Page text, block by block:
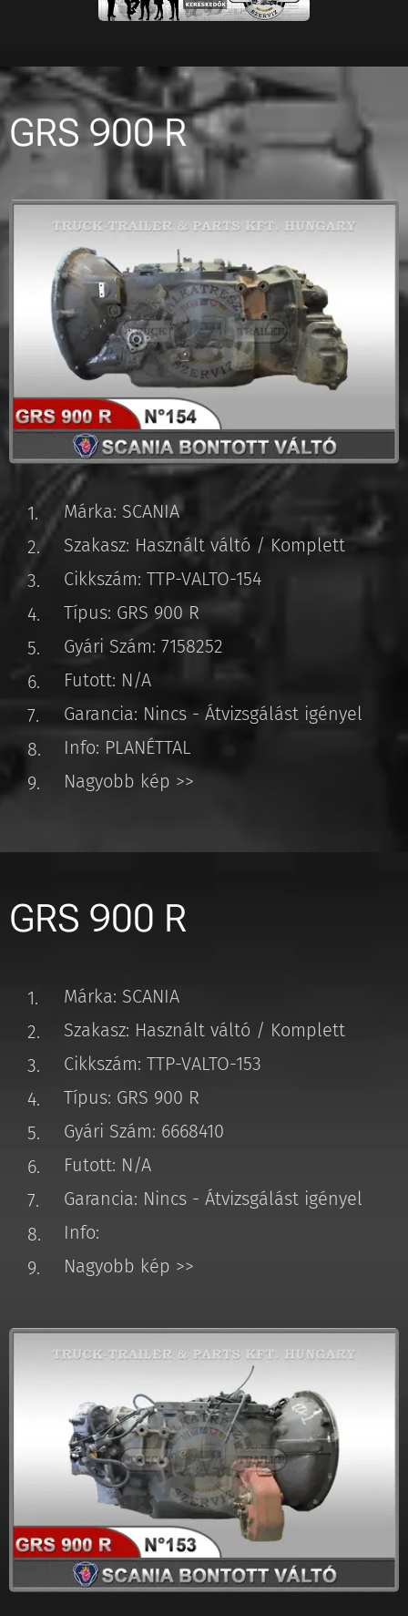
GRS 900 R
Márka: SCANIA
Szakasz: Használt váltó / Komplett
Cikkszám: TTP-VALTO-154
Típus: GRS 900 R
Gyári Szám: 7158252
Futott: N/A
Garancia: Nincs - Átvizsgálást igényel
Info: PLANÉTTAL
Nagyobb kép >>
GRS 900 R
Márka: SCANIA
Szakasz: Használt váltó / Komplett
Cikkszám: TTP-VALTO-153
Típus: GRS 900 R
Gyári Szám: 6668410
Futott: N/A
Garancia: Nincs - Átvizsgálást igényel
Info:
Nagyobb kép >>